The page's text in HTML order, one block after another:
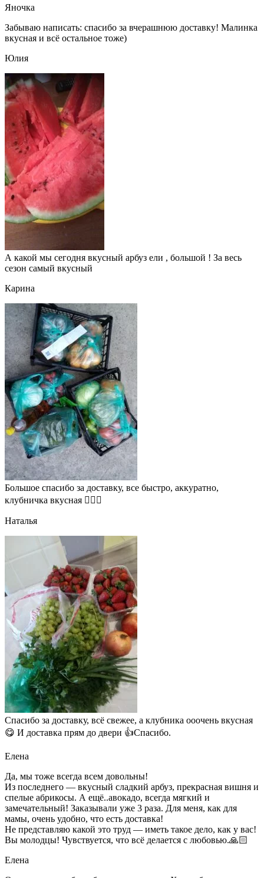
Яночка
Забываю написать: спасибо за вчерашнюю доставку! Малинка
вкусная и всё остальное тоже)
Юлия
А какой мы сегодня вкусный арбуз ели , большой ! За весь
сезон самый вкусный
Карина
Большое спасибо за доставку, все быстро, аккуратно,
клубничка вкусная 👍🏻🍓
Наталья
Спасибо за доставку, всё свежее, а клубника ооочень вкусная
😋 И доставка прям до двери 👍Спасибо.
Елена
Да, мы тоже всегда всем довольны!
Из последнего — вкусный сладкий арбуз, прекрасная вишня и
спелые абрикосы. А ещё..авокадо, всегда мягкий и
замечательный! Заказывали уже 3 раза. Для меня, как для
мамы, очень удобно, что есть доставка!
Не представляю какой это труд — иметь такое дело, как у вас!
Вы молодцы! Чувствуется, что всё делается с любовью.🙏🏻
Елена